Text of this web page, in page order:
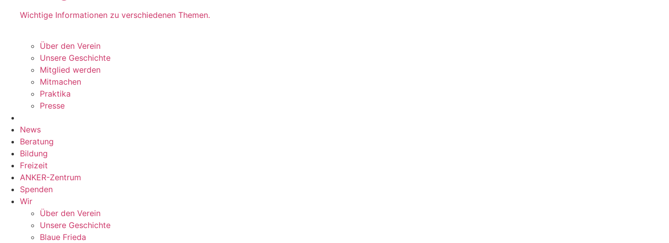
Wichtige Informationen zu verschiedenen Themen.
Über den Verein
Unsere Geschichte
Mitglied werden
Mitmachen
Praktika
Presse
News
Beratung
Bildung
Freizeit
ANKER-Zentrum
Spenden
Wir
Über den Verein
Unsere Geschichte
Blaue Frieda